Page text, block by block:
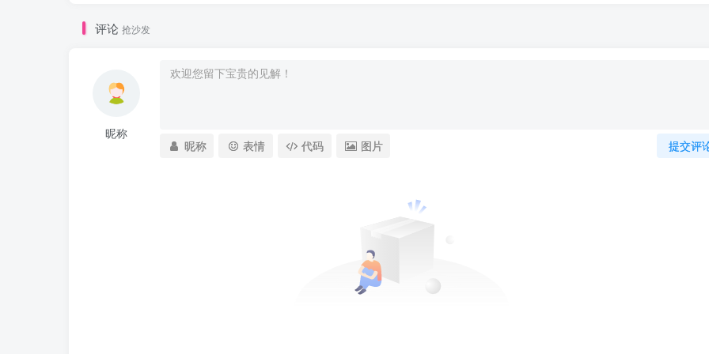
评论 抢沙发
昵称
提交评
昵称 表情 代码 图片